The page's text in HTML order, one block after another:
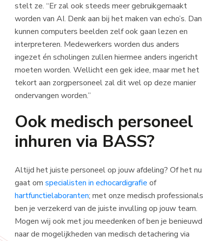
stelt ze. “Er zal ook steeds meer gebruikgemaakt
worden van AI. Denk aan bij het maken van echo’s. Dan
kunnen computers beelden zelf ook gaan lezen en
interpreteren. Medewerkers worden dus anders
ingezet én scholingen zullen hiermee anders ingericht
moeten worden. Wellicht een gek idee, maar met het
tekort aan zorgpersoneel zal dit wel op deze manier
ondervangen worden.”
Ook medisch personeel
inhuren via BASS?
Altijd het juiste personeel op jouw afdeling? Of het nu
gaat om specialisten in echocardigrafie of
hartfunctielaboranten; met onze medisch professionals
ben je verzekerd van de juiste invulling op jouw team.
Mogen wij ook met jou meedenken of ben je benieuwd
naar de mogelijkheden van medisch detachering via